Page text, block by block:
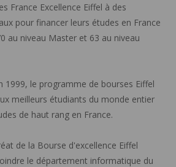
France Excellence Eiffel à des
pour financer leurs études en France
au niveau Master et 63 au niveau
1999, le programme de bourses Eiffel
meilleurs étudiants du monde entier
de haut rang en France.
de la Bourse d'excellence Eiffel
le département informatique du